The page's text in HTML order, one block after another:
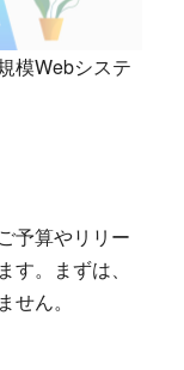
模Webシステ
予算やリリー
。まずは、
ん。